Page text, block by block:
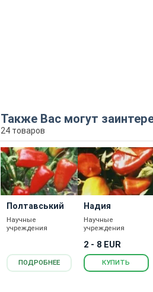
Также Вас могут
24 товаров
Полтавський
Научные
учреждения
ПОДРОБНЕЕ
Надия
Научные
учреждения
2 - 8 EUR
КУПИТЬ